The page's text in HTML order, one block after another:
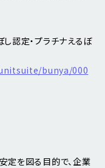
認定・プラチナえるぼ
bunya/000
定を図る目的で、企業